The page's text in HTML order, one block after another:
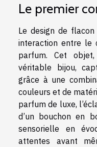
Le premier
Le design de
interaction entre le
parfum. Cet
véritable bijou,
grâce à une
couleurs et de
parfum de luxe,
d’un bouchon en
sensorielle en
attentes avant